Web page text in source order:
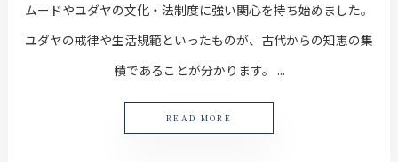
ムードやユダヤの文化・法制度に強い関心を持ち始めました。
ユダヤの戒律や生活規範といったものが、古代からの知恵の集
積であることが分かります。 ...
READ MORE